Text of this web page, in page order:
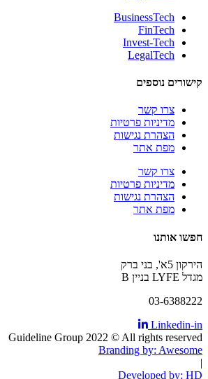
BusinessTech
FinTech
Invest-Tech
LegalTech
קישורים נוספים
צרו קשר
מדיניות פרטיות
הצהרת נגישות
מפת אתר
צרו קשר
מדיניות פרטיות
הצהרת נגישות
מפת אתר
חפשו אותנו
הירקון 5א', בני ברק
מגדל LYFE
בניין B
03-6388222
Linkedin-in
Guideline Group 2022 © All rights reserved
Branding by: Awesome
|
Developed by: HD